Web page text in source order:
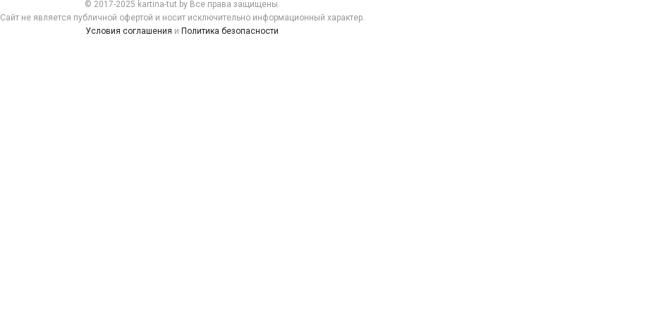
© 2017-2025 kartina-tut.by Все права защищены.
Сайт не является публичной офертой и носит исключительно информационный характер.
Условия соглашения и Политика безопасности